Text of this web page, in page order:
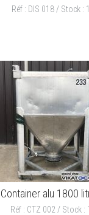
Réf : DIS 018 / Stock : 1
Container alu 1800
Réf : CTZ 002 / Stock : 1